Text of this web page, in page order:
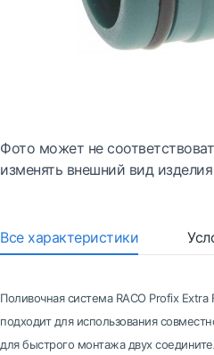
Фото может не
изменять внешний вид
Все характеристики
Поливочная система RACO Profix
подходит для использования
для быстрого монтажа двух